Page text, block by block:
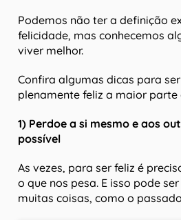
Podemos não ter a definição
felicidade, mas conhecemos
viver melhor.
Confira algumas dicas para
plenamente feliz a maior
1) Perdoe a si mesmo e aos
possível
As vezes, para ser feliz é
o que nos pesa. E isso pode
muitas coisas, como o